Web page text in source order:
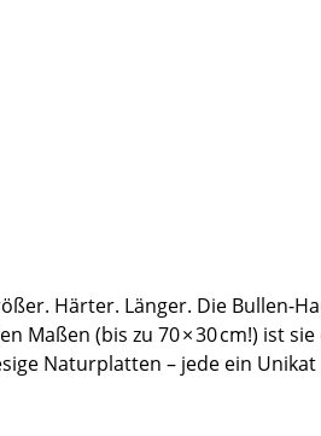
Härter. Länger. Die
Maßen (bis zu 70 × 30 cm!) ist
% naturbelassene Bullenhaut – ohne Zusatzstoffe